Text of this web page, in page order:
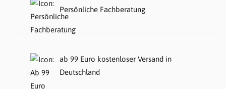
Persönliche Fachberatung
ab 99 Euro kostenloser Versand in
Deutschland